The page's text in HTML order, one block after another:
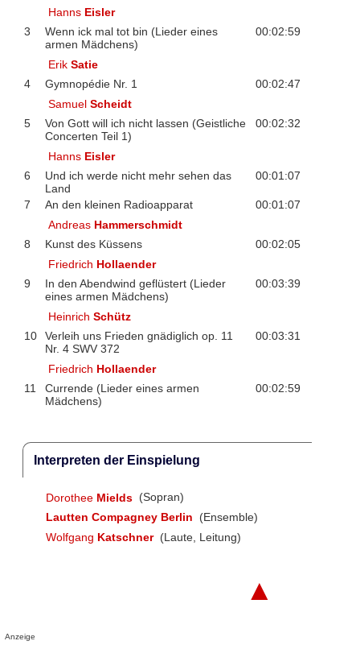
Hanns Eisler
3
Wenn ick mal tot bin (Lieder eines
armen Mädchens)
00:02:59
ErikSatie
4
Gymnopédie Nr. 1
00:02:47
SamuelScheidt
5
Von Gott will ich nicht lassen (Geistliche
Concerten Teil 1)
00:02:32
Hanns Eisler
6
Und ich werde nicht mehr sehen das
Land
00:01:07
7 An den kleinen Radioapparat
00:01:07
Andreas Hammerschmidt
8
Kunst des Küssens
00:02:05
Friedrich Hollaender
9
In den Abendwind geflüstert (Lieder
eines armen Mädchens)
00:03:39
HeinrichSchütz
10
Verleih uns Frieden gnädiglich op. 11
Nr. 4 SWV 372
00:03:31
Friedrich Hollaender
11
Currende (Lieder eines armen
Mädchens)
00:02:59
Interpreten der Einspielung
Dorothee Mields (Sopran)
Lautten Compagney Berlin
(Ensemble)
Wolfgang Katschner (Laute, Leitung)
▲
Anzeige